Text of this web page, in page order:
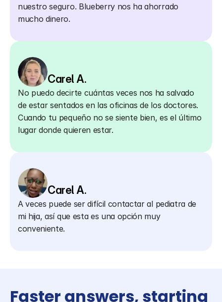
Carel A.
A veces puede ser difícil contactar al pediatra de
mi hija, así que esta es una opción muy
conveniente.
Carel A.
No puedo decirte cuántas veces nos ha salvado
de estar sentados en las oficinas de los doctores.
Cuando tu pequeño no se siente bien, es el último
lugar donde quieren estar.
nuestro seguro. Blueberry nos ha ahorrado
mucho dinero.
Faster answers, starting